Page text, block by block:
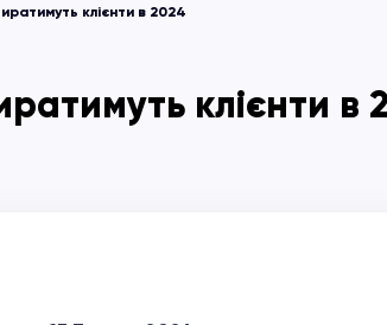
клієнти в 2024
клієнти в